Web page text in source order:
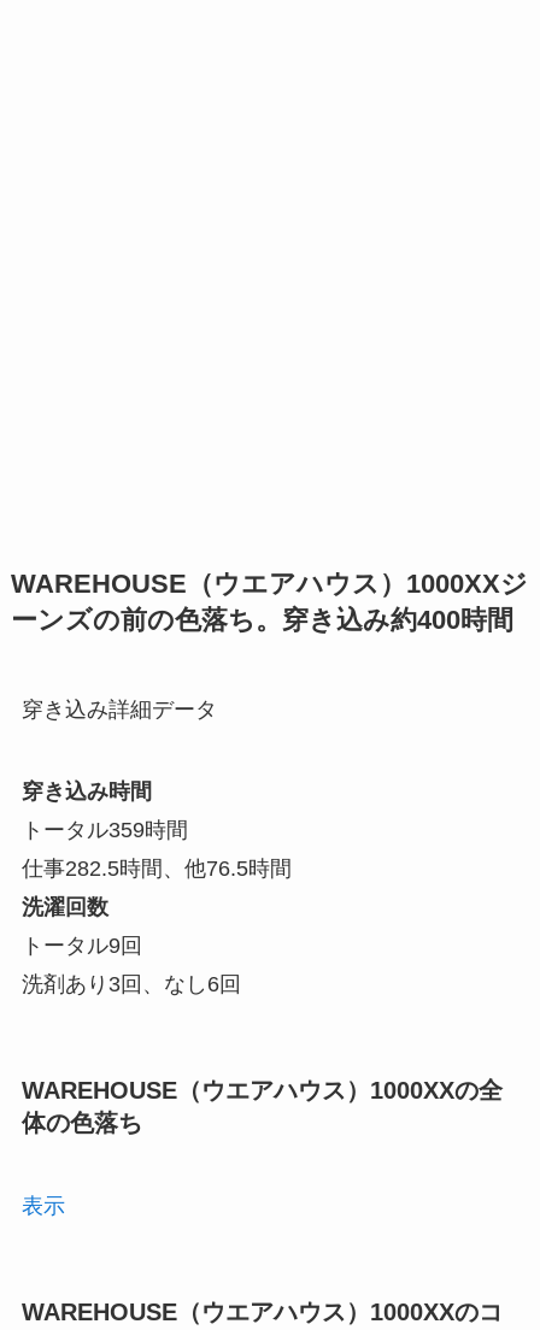
WAREHOUSE（ウエアハウス）1000XXジ
ーンズの前の色落ち。穿き込み約400時間
穿き込み詳細データ
穿き込み時間
トータル359時間
仕事282.5時間、他76.5時間
洗濯回数
トータル9回
洗剤あり3回、なし6回
WAREHOUSE（ウエアハウス）1000XXの全
体の色落ち
表示
WAREHOUSE（ウエアハウス）1000XXのコ